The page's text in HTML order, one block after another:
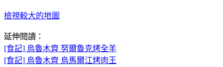
檢視較大的地圖
延伸閱讀：
[食記] 烏魯木齊 努爾魯克烤全羊
[食記] 烏魯木齊 烏馬爾江烤肉王